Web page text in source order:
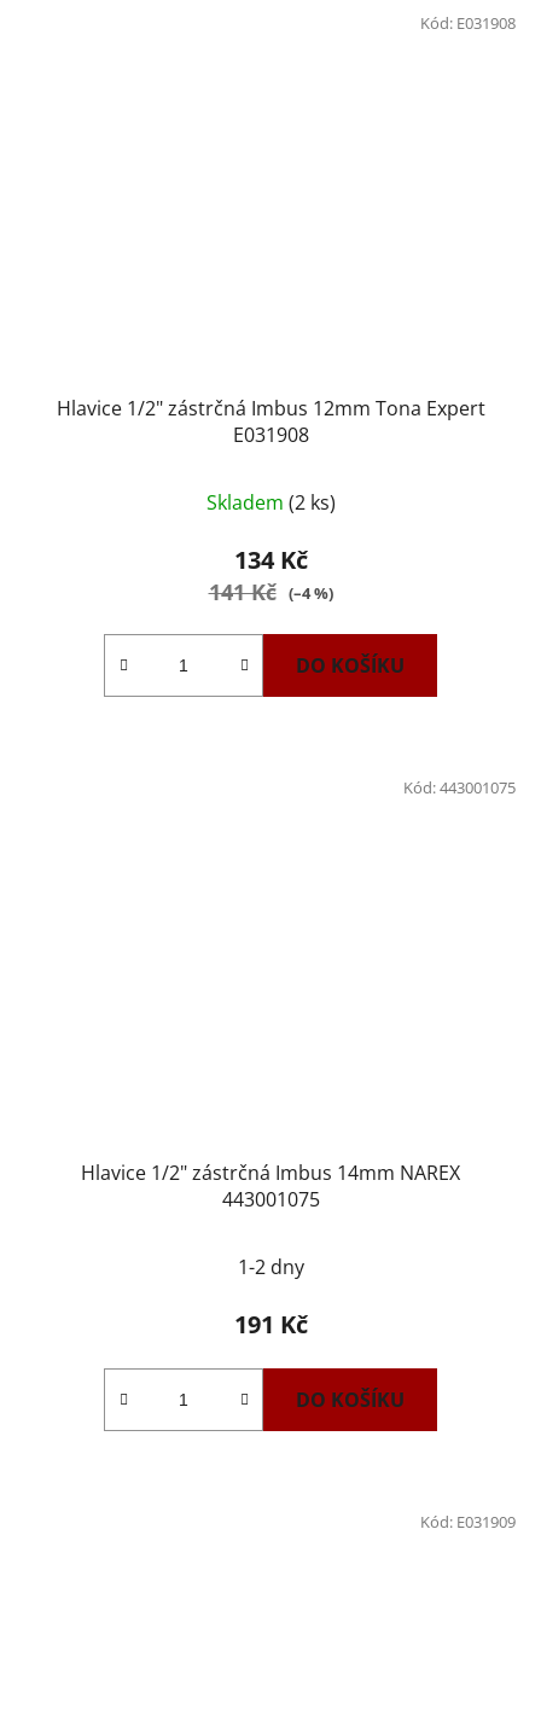
Hlavice 1/2" zástrčná Imbus 12mm Tona Expert
E031908
Skladem (2 ks)
134 Kč
141 Kč (–4 %)
DO KOŠÍKU
Kód: E031908
Hlavice 1/2" zástrčná Imbus 14mm NAREX
443001075
1-2 dny
191 Kč
DO KOŠÍKU
Kód:443001075
Kód: E031909